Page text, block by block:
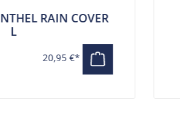
RAIN COVER
L
20,95 €*